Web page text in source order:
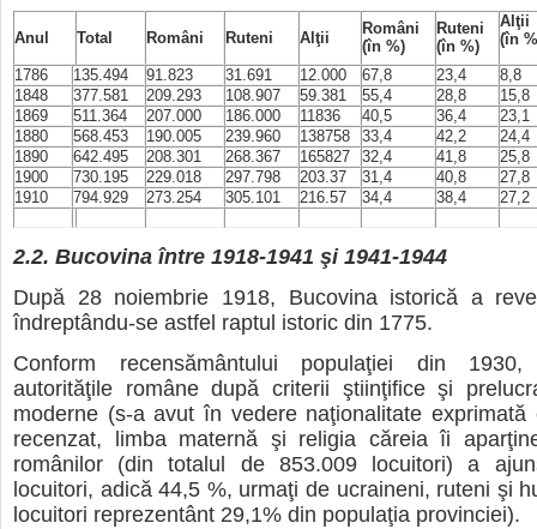
Anul Total Români Ruteni Alţii
Români
(în %)
Ruteni
(în %)
Alţii
(în
1786
135.494 91.823 31.691 12.000 67,8 23,4
8,8
1848
377.581 209.293 108.907 59.381 55,4 28,8
15,8
1869
511.364 207.000 186.000 11836 40,5 36,4
23,1
1880
568.453 190.005 239.960 138758 33,4 42,2
24,4
1890
642.495 208.301 268.367 165827 32,4 41,8
25,8
1900
730.195 229.018 297.798 203.37 31,4 40,8
27,8
1910
794.929 273.254 305.101 216.57 34,4 38,4 27,2
2.2. Bucovina între 1918-1941 şi 1941-1944
După 28 noiembrie 1918, Bucovina istorică a
îndreptându-se astfel raptul istoric din 1775.
Conform recensământului populaţiei din
autorităţile române după criterii ştiinţifice şi
moderne (s-a avut în vedere naţionalitate exprimată
recenzat, limba maternă şi religia căreia îi
românilor (din totalul de 853.009 locuitori) a
locuitori, adică 44,5 %, urmaţi de ucraineni, ruteni şi
locuitori reprezentânt 29,1% din populaţia provinciei).